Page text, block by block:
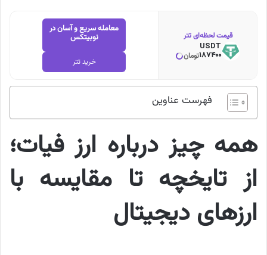
معامله سریع و آسان در
نوبیتکس
خرید تتر
قیمت لحظه‌ای تتر
USDT
187400تومان
فهرست عناوین
همه چیز درباره ارز فیات؛
از تایخچه تا مقایسه با
ارزهای دیجیتال